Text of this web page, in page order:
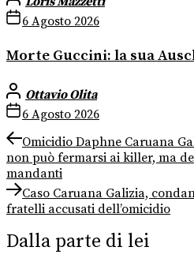
6 Agosto 2026
Morte Guccini: la sua
Ottavio Olita
6 Agosto 2026
Navigazione
articoli
Previous
post:
Omicidio Daphne Caruana
non può fermarsi ai killer, ma
mandanti
Next
post:
Caso Caruana Galizia,
fratelli accusati dell’omicidio
Dalla parte di lei